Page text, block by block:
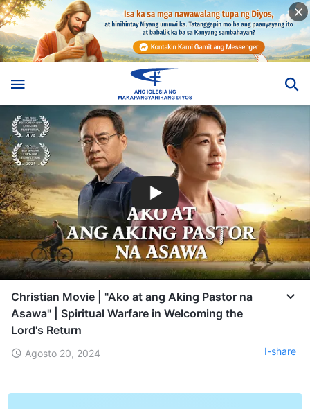
Christian Movie | "Ako at ang Aking Pastor na
Asawa" | Spiritual Warfare in Welcoming the
Lord's Return
Agosto 20, 2024 I-share